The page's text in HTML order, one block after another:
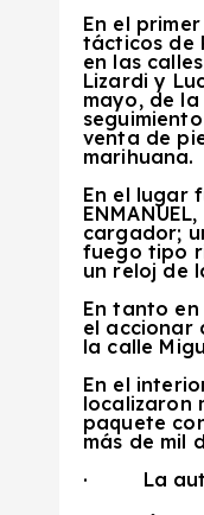
En el
tácticos de
en las
Lizardi y
mayo, de
venta de
marihuana.
En el lugar
cargador;
fuego tipo
un reloj de
En tanto
el accionar
la calle
En el
localizaron
paquete
más de mil
·
La